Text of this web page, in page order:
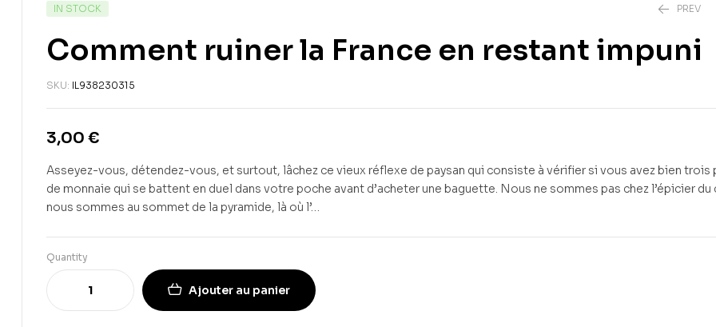
IN STOCK PREV
Comment ruiner la France en restant impuni
SKU: IL938230315
3,00 €
Asseyez-vous, détendez-vous, et surtout, lâchez ce vieux réflexe de paysan qui consiste à vérifier si vous avez bien trois
de monnaie qui se battent en duel dans votre poche avant d’acheter une baguette. Nous ne sommes pas chez l’épicier du
nous sommes au sommet de la pyramide, là où l’…
Quantity
Ajouter au panier